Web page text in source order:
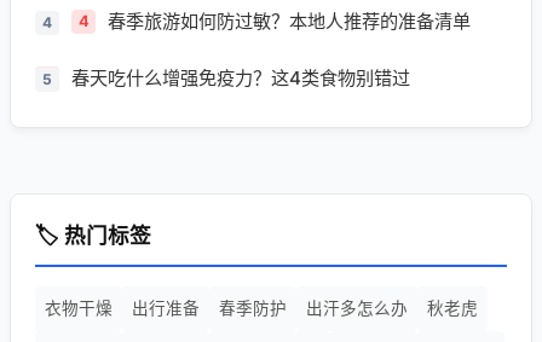
4 春季旅游如何防过敏？本地人推荐的准备清单
5 春天吃什么增强免疫力？这4类食物别错过
🏷️ 热门标签
衣物干燥 出行准备 春季防护 出汗多怎么办 秋老虎